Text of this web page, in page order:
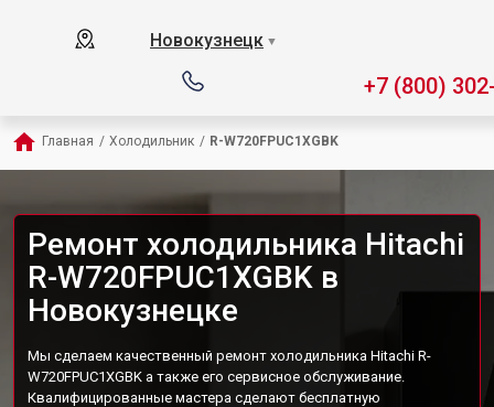
Новокузнецк ▼
+7 (800)
Главная / Холодильник / R-W720FPUC1XGBK
Ремонт холодильника Hitachi
R-W720FPUC1XGBK в
Новокузнецке
Мы сделаем качественный ремонт холодильника Hitachi R-
W720FPUC1XGBK а также его сервисное обслуживание.
Квалифицированные мастера сделают бесплатную